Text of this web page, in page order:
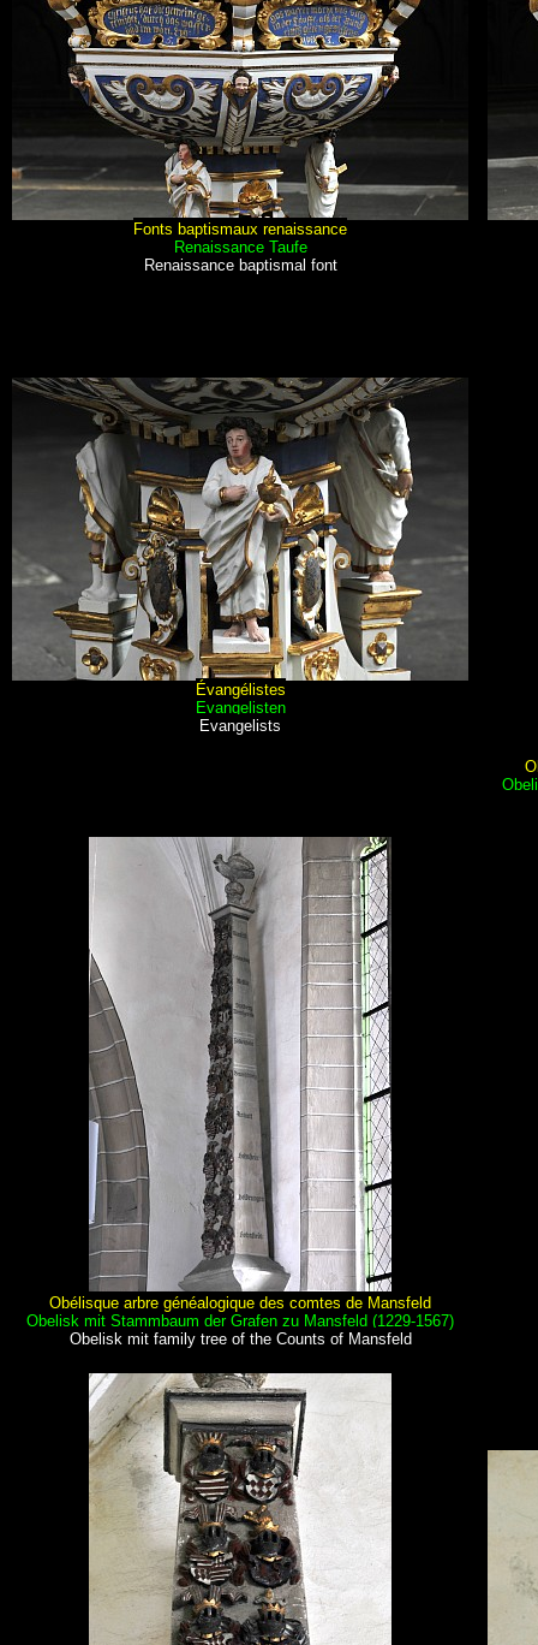
Fonts baptismaux renaissance
Renaissance Taufe
Renaissance baptismal font
Évangélistes
Evangelisten
Evangelists
Obélisque arbre généalogique des comtes de Mansfeld
Obelisk mit Stammbaum der Grafen zu Mansfeld (1229-1567)
Obelisk mit family tree of the Counts of Mansfeld